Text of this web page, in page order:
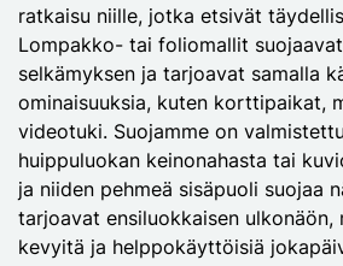
ratkaisu niille, jotka etsivät
Lompakko- tai foliomallit
selkämyksen ja tarjoavat samalla
ominaisuuksia, kuten korttipaikat,
videotuki. Suojamme on
huippuluokan keinonahasta tai
ja niiden pehmeä sisäpuoli suojaa
tarjoavat ensiluokkaisen ulkonäön,
kevyitä ja helppokäyttöisiä